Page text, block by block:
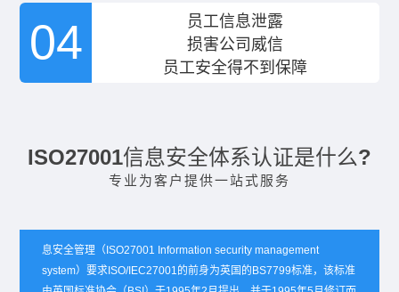
04
员工信息泄露
损害公司威信
员工安全得不到保障
ISO27001信息安全体系认证是什么?
专业为客户提供一站式服务
息安全管理（ISO27001 Information security management
system）要求ISO/IEC27001的前身为英国的BS7799标准，该标准